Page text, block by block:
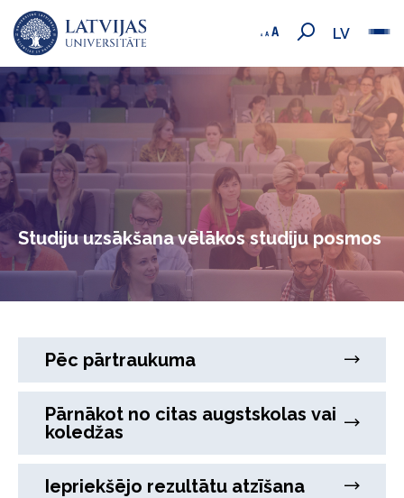
LV
Studiju uzsākšana vēlākos studiju posmos
Pēc pārtraukuma
Pārnākot no citas augstskolas vai
koledžas
Iepriekšējo rezultātu atzīšana